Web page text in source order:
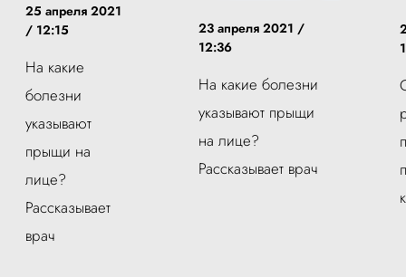
25 апреля 2021
/ 12:15
На какие
болезни
указывают
прыщи на
лице?
Рассказывает
врач
23 апреля 2021 /
12:36
На какие болезни
указывают прыщи
на лице?
Рассказывает врач